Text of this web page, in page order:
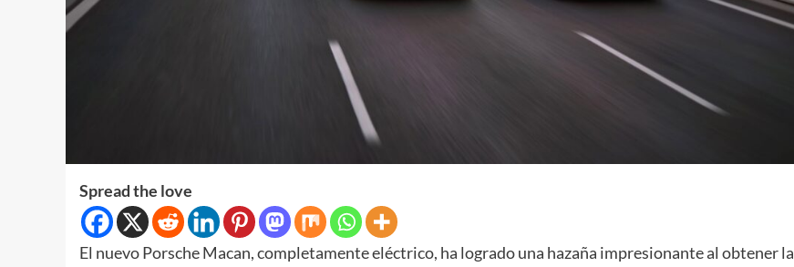
Spread the love
El nuevo Porsche Macan, completamente eléctrico, ha logrado una hazaña impresionante al obtener la